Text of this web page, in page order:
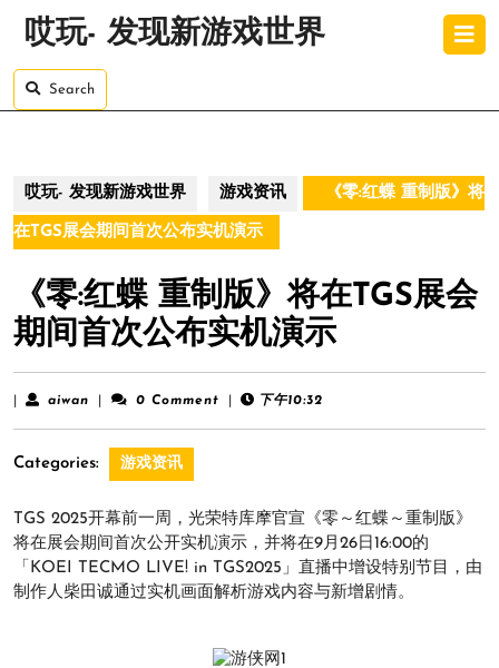
哎玩- 发现新游戏世界
Search
哎玩- 发现新游戏世界 游戏资讯 《零:红蝶 重制版》将
在TGS展会期间首次公布实机演示
《零:红蝶 重制版》将在TGS展会
期间首次公布实机演示
aiwan aiwan 0 Comment 下午10:32
Categories: 游戏资讯
TGS 2025开幕前一周，光荣特库摩官宣《零～红蝶～重制版》
将在展会期间首次公开实机演示，并将在9月26日16:00的
「KOEI TECMO LIVE! in TGS2025」直播中增设特别节目，由
制作人柴田诚通过实机画面解析游戏内容与新增剧情。